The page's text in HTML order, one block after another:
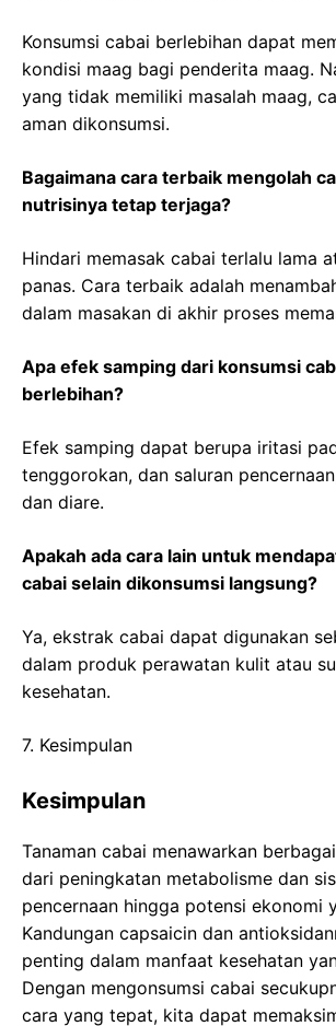
Konsumsi cabai berlebihan dapat
kondisi maag bagi penderita maag.
yang tidak memiliki masalah maag,
aman dikonsumsi.
Bagaimana cara terbaik mengolah
nutrisinya tetap terjaga?
Hindari memasak cabai terlalu lama
panas. Cara terbaik adalah
dalam masakan di akhir proses
Apa efek samping dari konsumsi
berlebihan?
Efek samping dapat berupa iritasi
tenggorokan, dan saluran
dan diare.
Apakah ada cara lain untuk
cabai selain dikonsumsi langsung?
Ya, ekstrak cabai dapat digunakan
dalam produk perawatan kulit atau
kesehatan.
7. Kesimpulan
Kesimpulan
Tanaman cabai menawarkan
dari peningkatan metabolisme dan
pencernaan hingga potensi ekonomi
Kandungan capsaicin dan
penting dalam manfaat kesehatan
Dengan mengonsumsi cabai
cara yang tepat, kita dapat